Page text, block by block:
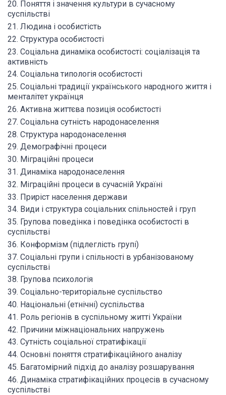
20. Поняття і значення культури в сучасному
суспільстві
21. Людина і особистість
22. Структура особистості
23. Соціальна динаміка особистості: соціалізація та
активність
24. Соціальна типологія особистості
25. Соціальні традиції українського народного життя і
менталітет українця
26. Активна життєва позиція особистості
27. Соціальна сутність народонаселення
28. Структура народонаселення
29. Демографічні процеси
30. Міграційні процеси
31. Динаміка народонаселення
32. Міграційні процеси в сучасній Україні
33. Приріст населення держави
34. Види і структура соціальних спільностей і груп
35. Групова поведінка і поведінка особистості в
суспільстві
36. Конформізм (підлеглість групі)
37. Соціальні групи і спільності в урбанізованому
суспільстві
38. Групова психологія
39. Соціально-територіальне суспільство
40. Національні (етнічні) суспільства
41. Роль регіонів в суспільному житті України
42. Причини міжнаціональних напружень
43. Сутність соціальної стратифікації
44. Основні поняття стратифікаційного аналізу
45. Багатомірний підхід до аналізу розшарування
46. Динаміка стратифікаційних процесів в сучасному
суспільстві